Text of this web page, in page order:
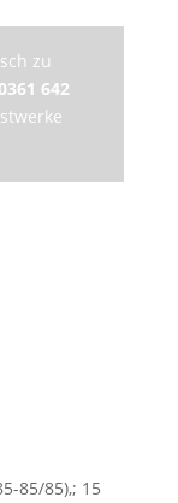
zu
0361 642
85/85),; 15